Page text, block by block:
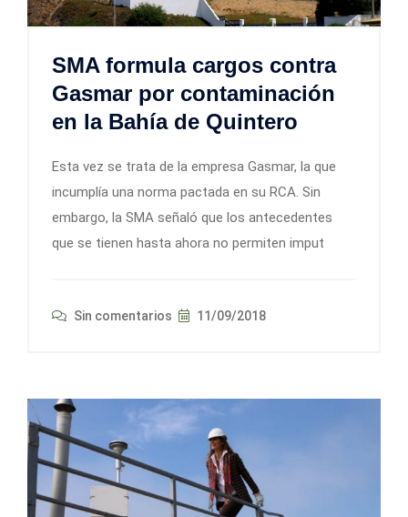
SMA formula cargos contra
Gasmar por contaminación
en la Bahía de Quintero
Esta vez se trata de la empresa Gasmar, la que
incumplía una norma pactada en su RCA. Sin
embargo, la SMA señaló que los antecedentes
que se tienen hasta ahora no permiten imput
Sin comentarios 11/09/2018